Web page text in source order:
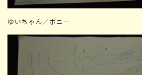
ゆいちゃん／ポニー